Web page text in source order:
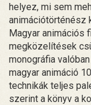
helyez, mi sem
animációtörténész
Magyar animációs
megközelítések
monográfia
magyar animáció
technikák teljes
szerint a könyv a